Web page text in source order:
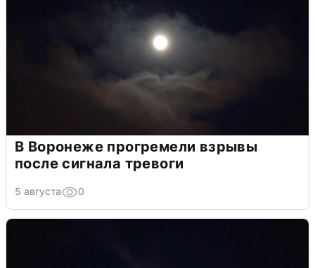
В Воронеже прогремели взрывы
после сигнала тревоги
5 августа 0